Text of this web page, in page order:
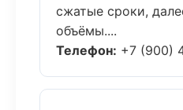
сжатые сроки,
объёмы....
Телефон: +7 (900)